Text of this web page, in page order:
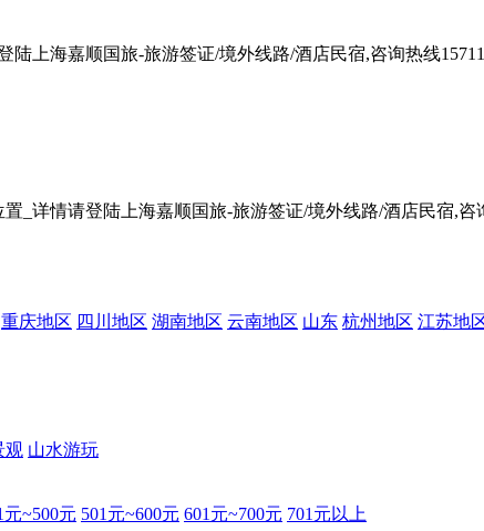
上海嘉顺国旅-旅游签证/境外线路/酒店民宿,咨询热线
_详情请登陆上海嘉顺国旅-旅游签证/境外线路/酒店民宿,咨
重庆地区 四川地区 湖南地区 云南地区 山东 杭州地区 江苏地
观 山水游玩
元~500元 501元~600元 601元~700元 701元以上